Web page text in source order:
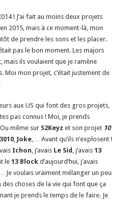
! J’ai fait au moins deux projets
2015, mais à ce moment-là, mon
de prendre les sons et les placer.
pas le bon moment. Les majors
mais ils voulaient que je ramène
Moi mon projet, c’était justement de
aux US qui font des gros projets,
pas connus ! Moi, je prends
même sur S2Keyz et son projet 10
3010, Joke,… Avant qu’ils n’explosent !
Ichon, j’avais Le Sid , j’avais13
le13 Block d’aujourd’hui, j’avais
Je voulais vraiment mélanger un peu
choses de la vie qui font que ça
je prends le temps de le faire. Je